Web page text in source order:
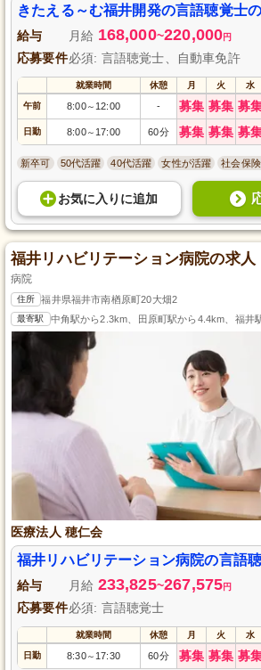
しています。
きたえる～む福井開発の言語聴覚士
給与 月給 168,000~220,000円
応募要件必須: 言語聴覚士、自動車免許
就業時間 休憩 月 火 水
午前 8:00～ 12:00 - 募集 募集 募
日勤 8:00～ 17:00 60分 募集 募集 募
新卒可 50代活躍 40代活躍 女性が活躍 社会保
お気に入り に追加
福井リハビリテーション病院の求人
病院
住所 福井県福井市南楢原町20大畑2
最寄駅 中角駅から2.3km、田原町駅から4.4km、福井
医療法人 穂仁会
福井リハビリテーション病院の言語
給与 月給 233,825~267,575円
応募要件必須: 言語聴覚士
就業時間 休憩 月 火 水
日勤 8:30～ 17:30 60分 募集 募集 募